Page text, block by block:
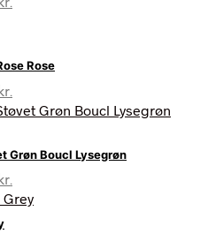
kr.
1.299,00 kr..
Rose
kr.
aktuelle
1.699,00 kr..
Grøn Boucl Lysegrøn
kr.
aktuelle